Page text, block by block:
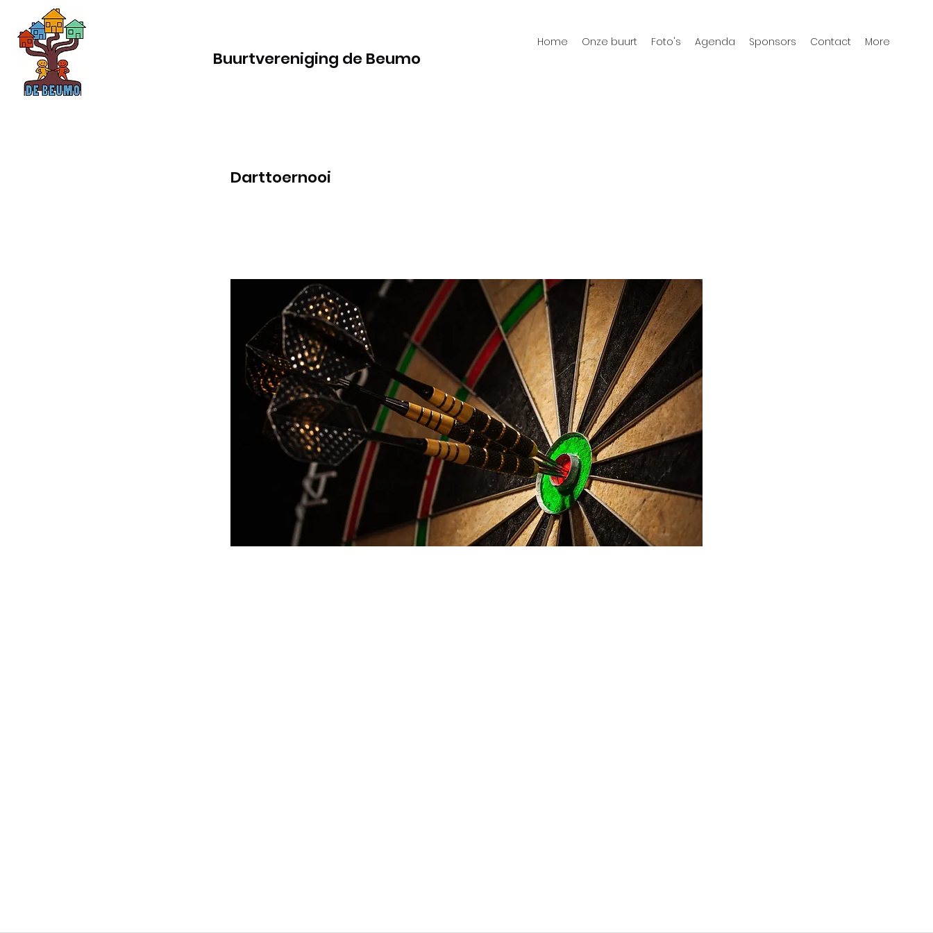
Buurtvereniging de Beumo
Home Onze buurt Foto's Agenda Sponsors Contact More
Darttoernooi